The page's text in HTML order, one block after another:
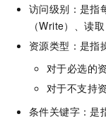
访问级别：是指
（Write）、读
资源类型：是指
对于必选的
对于不支持
条件关键字：是